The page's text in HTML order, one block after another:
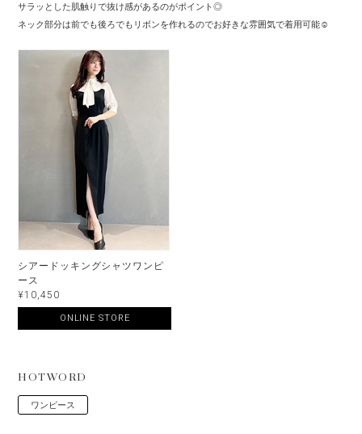
サラッとした肌触りで抜け感があるのがポイント◎
ネック部分は前でも後ろでもリボンを作れるのでお好きな雰囲気で着用可能☺︎
シアードッキングシャツワンピ
ース
¥10,450
ONLINE STORE
HOTWORD
ワンピース